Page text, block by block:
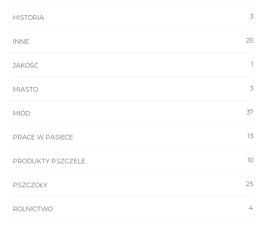
3
HISTORIA
20
INNE
1
JAKOŚĆ
3
MIASTO
37
MIÓD
13
PRACE W PASIECE
10
PRODUKTY PSZCZELE
25
PSZCZOŁY
4
ROLNICTWO